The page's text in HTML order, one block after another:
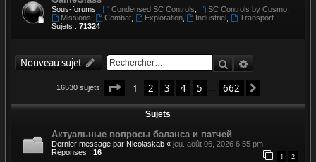
Sous-forums : Condensed SC Controls SC Controls by Cosmo,
Missions
Combat, Exploration, Industriel
Transport
Sujets : 71324
Nouveau sujet Rechercher
16530 sujets Page 1sur662
1 2 3 4 5 662
Sujets
Актуальные вопросы баланса и патчей
Dernier message par Nicolaskab « jeu. août 06, 2026 6:55 pm
Réponses : 16 1 2